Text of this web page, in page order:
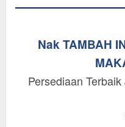
Nak TAMBAH
Persediaan